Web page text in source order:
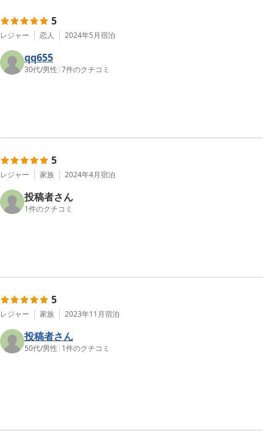
5
レジャー 恋人 2024年5月宿泊
qq655
30代/男性 |7件のクチコミ
5
レジャー 家族 2024年4月宿泊
投稿者さん
1件のクチコミ
5
レジャー 家族 2023年11月宿泊
投稿者さん
50代/男性 | 1件のクチコミ